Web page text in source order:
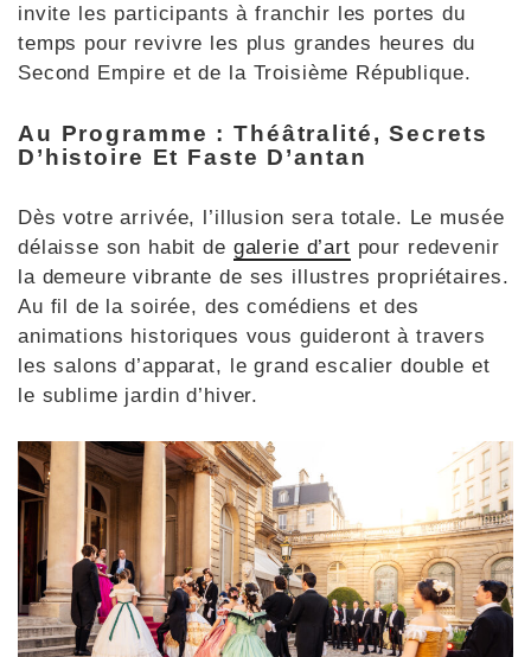
invite les participants à franchir les portes du
temps pour revivre les plus grandes heures du
Second Empire et de la Troisième République.
Au Programme : Théâtralité, Secrets
D’histoire Et Faste D’antan
Dès votre arrivée, l’illusion sera totale. Le musée
délaisse son habit de galerie d’art pour redevenir
la demeure vibrante de ses illustres propriétaires.
Au fil de la soirée, des comédiens et des
animations historiques vous guideront à travers
les salons d’apparat, le grand escalier double et
le sublime jardin d’hiver.